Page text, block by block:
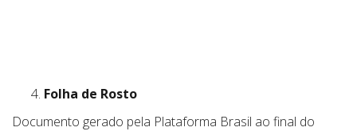
Folha de Rosto
Documento gerado pela Plataforma Brasil ao final do